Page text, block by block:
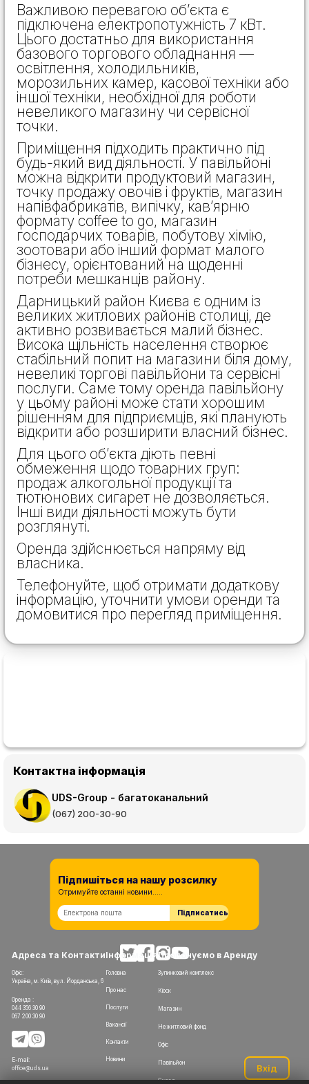
Важливою перевагою об’єкта є
підключена електропотужність 7 кВт.
Цього достатньо для використання
базового торгового обладнання —
освітлення, холодильників,
морозильних камер, касової техніки або
іншої техніки, необхідної для роботи
невеликого магазину чи сервісної
точки.
Приміщення підходить практично під
будь-який вид діяльності. У павільйоні
можна відкрити продуктовий магазин,
точку продажу овочів і фруктів, магазин
напівфабрикатів, випічку, кав’ярню
формату coffee to go, магазин
господарчих товарів, побутову хімію,
зоотовари або інший формат малого
бізнесу, орієнтований на щоденні
потреби мешканців району.
Дарницький район Києва є одним із
великих житлових районів столиці, де
активно розвивається малий бізнес.
Висока щільність населення створює
стабільний попит на магазини біля дому,
невеликі торгові павільйони та сервісні
послуги. Саме тому оренда павільйону
у цьому районі може стати хорошим
рішенням для підприємців, які планують
відкрити або розширити власний бізнес.
Для цього об’єкта діють певні
обмеження щодо товарних груп:
продаж алкогольної продукції та
тютюнових сигарет не дозволяється.
Інші види діяльності можуть бути
розглянуті.
Оренда здійснюється напряму від
власника.
Телефонуйте, щоб отримати додаткову
інформацію, уточнити умови оренди та
домовитися про перегляд приміщення.
Контактна інформація
UDS-Group - багатоканальний
(067) 200-30-90
Адреса та Контакти
Офіс:
Україна, м. Київ, вул. Йорданська, 6
Оренда :
044 356 30 90
067 200 30 90
E-mail:
office@uds.ua
Пропонуємо в Аренду
Зупинковий комплекс
Кіоск
Магазин
Нежитловий фонд
Офіс
Павільйон
Склад
Інформація
Головна
Про нас
Послуги
Вакансії
Контакти
Новини
Підпишіться на нашу розсилку
Отримуйте останні новини.....
Підписатись
Вхід